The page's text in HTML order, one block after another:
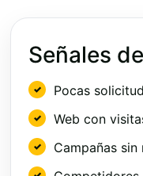
Señales
Pocas
Web con
Campañas